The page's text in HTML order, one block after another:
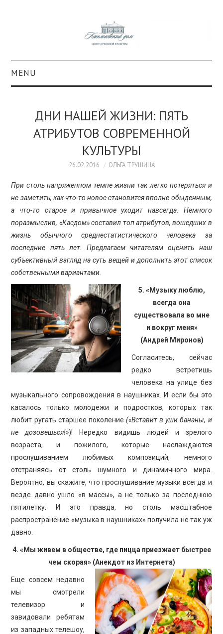
MENU
КОЛЛЕКЦИИ
ОБРАЗОВАНИЕ
ПРОСВЕЩЕНИЕ
ДНИ НАШЕЙ ЖИЗНИ: ПЯТЬ
АТРИБУТОВ СОВРЕМЕННОЙ
КУЛЬТУРЫ
26.02.2016 ОЛЬГА ТРУШИНА
При столь напряженном темпе жизни так легко потеряться и
не заметить, как что-то новое становится вполне обыденным,
а что-то старое и привычное уходит навсегда. Немного
поразмыслив, «Касдом» составил топ атрибутов, вошедших в
жизнь обычного среднестатистического человека за
последние пять лет. Предлагаем читателям оценить наш
субъективный взгляд на суть вещей и дополнить этот список
собственными вариантами.
5. «Музыку люблю,
всегда она
существовала во мне
и вокруг меня»
(Андрей Миронов)
Согласитесь, сейчас
редко встретишь
человека на улице без
музыкального сопровождения в наушниках. И если бы это
касалось только молодежи и подростков, которых так
любит ругать старшее поколение («Вставит в уши бананы, и
не дозовешься!»)! Нередко видишь людей и зрелого
возраста, и пожилого, которые наслаждаются
прослушиванием любимых композиций, немного
отстраняясь от столь шумного и динамичного мира.
Вероятно, вы скажите, что прослушивание музыки всегда и
везде давно ушло «в массы», а не только за последнюю
пятилетку. И это правда, но столь масштабное
распространение «музыка в наушниках» получила не так уж
давно.
4. «Мы живем в обществе, где пицца приезжает быстрее
чем скорая» (Анекдот из Интернета)
Еще совсем недавно
мы смотрели
телевизор и
завидовали ребятам
из западных телешоу,